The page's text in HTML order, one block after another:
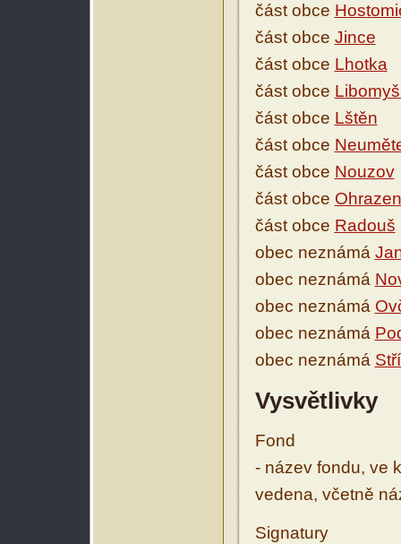
část obce
část obce Jince
část obce Lhotka
část obce
část obce Lštěn
část obce
část obce Nouzov
část obce
část obce Radouš
obec neznámá
obec neznámá
obec neznámá
obec neznámá
obec neznámá
Vysvětlivky
Fond
- název fondu, ve
vedena, včetně
Signatury